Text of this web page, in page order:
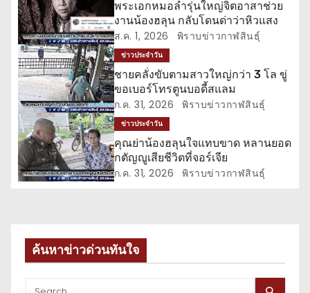
เ
รื่
อ
ง
พระเอกหมอลำรุ่นใหญ่จิตอาสาช่วย
งานน้องฮลุน กลับโดนด่าว่าหิวแสง
ส.ค. 1, 2026 พิราบข่าวกาฬสินธุ์
ข่าวประจำวัน
ชายคลั่งขับตามสาวใหญ่กว่า 3 โล ขู่
ขอเบอร์โทรตูนบอดี้สแลม
ก.ค. 31, 2026 พิราบข่าวกาฬสินธุ์
ข่าวประจำวัน
คุณย่าน้องฮลุนใจแทบขาด หลานยอด
กตัญญูเสียชีวิตที่จอร์เจีย
ก.ค. 31, 2026 พิราบข่าวกาฬสินธุ์
ค้นหาข่าวด่วนทันใจ